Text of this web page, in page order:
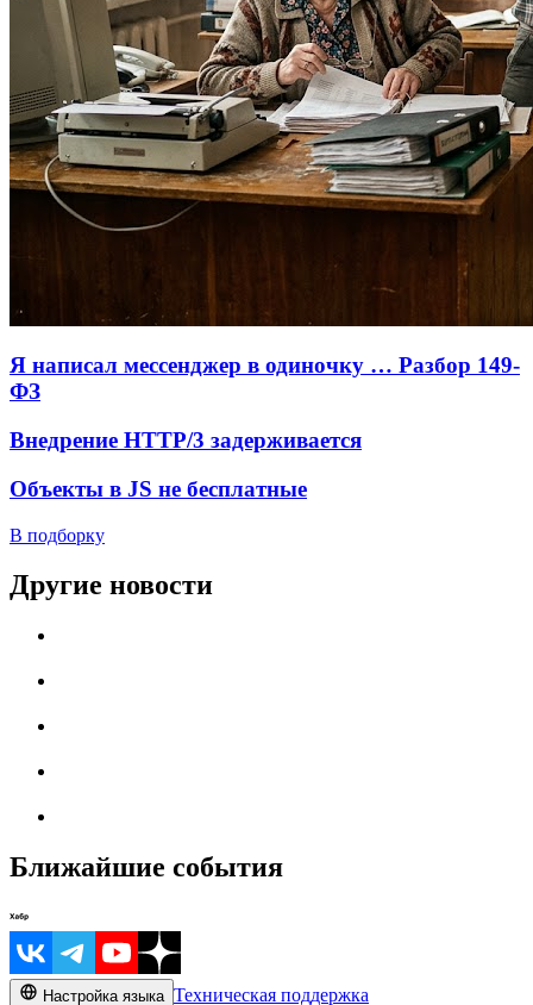
Я написал мессенджер в одиночку … Разбор 149-
ФЗ
Внедрение HTTP/3 задерживается
Объекты в JS не бесплатные
В подборку
Другие новости
Ближайшие события
Настройка языка Техническая поддержка